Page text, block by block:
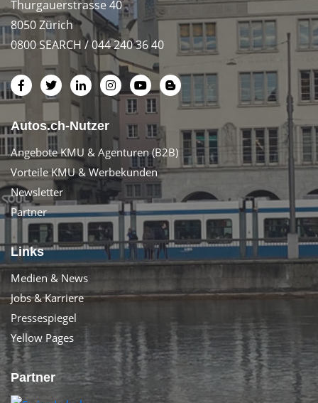
Thurgauerstrasse 40
8050 Zürich
0800 SEARCH / 044 240 36 40
Autos.ch-Nutzer
Angebote KMU & Agenturen (B2B)
Vorteile KMU & Werbekunden
Newsletter
Partner
Links
Medien & News
Jobs & Karriere
Pressespiegel
Yellow Pages
Partner